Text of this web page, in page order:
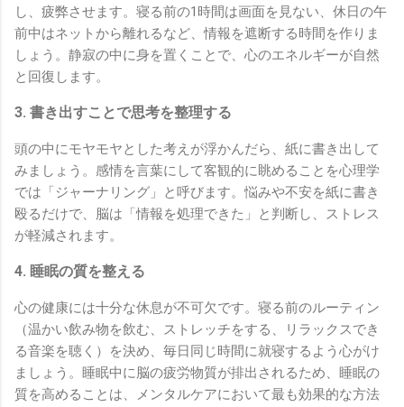
し、疲弊させます。寝る前の1時間は画面を見ない、休日の午
前中はネットから離れるなど、情報を遮断する時間を作りま
しょう。静寂の中に身を置くことで、心のエネルギーが自然
と回復します。
3. 書き出すことで思考を整理する
頭の中にモヤモヤとした考えが浮かんだら、紙に書き出して
みましょう。感情を言葉にして客観的に眺めることを心理学
では「ジャーナリング」と呼びます。悩みや不安を紙に書き
殴るだけで、脳は「情報を処理できた」と判断し、ストレス
が軽減されます。
4. 睡眠の質を整える
心の健康には十分な休息が不可欠です。寝る前のルーティン
（温かい飲み物を飲む、ストレッチをする、リラックスでき
る音楽を聴く）を決め、毎日同じ時間に就寝するよう心がけ
ましょう。睡眠中に脳の疲労物質が排出されるため、睡眠の
質を高めることは、メンタルケアにおいて最も効果的な方法